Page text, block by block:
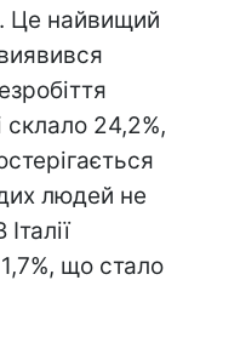
Це найвищий
склало 24,2%,
людей не
що стало